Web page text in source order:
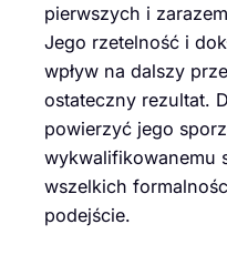
pierwszych i
Jego rzetelność i
wpływ na dalszy
ostateczny rezultat.
powierzyć jego
wykwalifikowanemu
wszelkich
podejście.